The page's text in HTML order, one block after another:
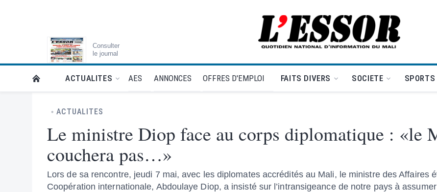
Consulter
le journal
L'Essor - retour à la une
RETOUR À LA PAGE D’ACCUEIL DE L'ESSOR
ACTUALITES AES ANNONCES OFFRES D'EMPLOI FAITS DIVERS SOCIETE SPORTS
ACTUALITES
Le ministre Diop face au corps diplomatique : «le
couchera pas…»
Lors de sa rencontre, jeudi 7 mai, avec les diplomates accrédités au Mali, le ministre des Affaires
Coopération internationale, Abdoulaye Diop, a insisté sur l’intransigeance de notre pays à